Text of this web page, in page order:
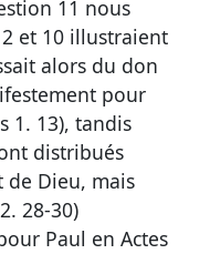
11 nous
et 10 illustraient
alors du don
pour
1. 13), tandis
distribués
de Dieu, mais
28-30)
Paul enActes